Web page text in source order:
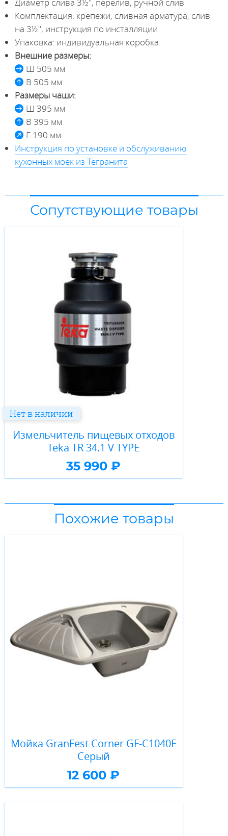
Комплектация: крепежи, сливная арматура, слив
на 3½", инструкция по инсталляции
Упаковка: индивидуальная коробка
Внешние размеры:
Ш 505 мм
В 505 мм
Размеры чаши:
Ш 395 мм
В 395 мм
Г 190 мм
Инструкция по установке и обслуживанию
кухонных моек из Тегранита
Сопутствующие товары
Измельчитель пищевых отходов
Teka TR 34.1 V TYPE
35 990 ₽
Нет в наличии
Похожие товары
Мойка GranFest Corner GF-C1040E
Серый
12 600 ₽